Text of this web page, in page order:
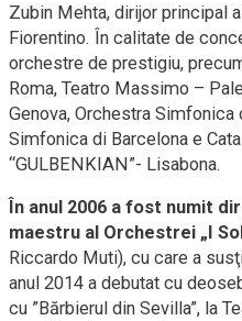
Zubin Mehta, dirijor principal
Fiorentino. În calitate de
orchestre de prestigiu,
Roma, Teatro Massimo –
Genova, Orchestra Simfonica
Simfonica di Barcelona e
“GULBENKIAN”- Lisabona.
În anul 2006 a fost numit
maestru al Orchestrei „I
Riccardo Muti), cu care a
anul 2014 a debutat cu
cu ”Bărbierul din Sevilla”, la